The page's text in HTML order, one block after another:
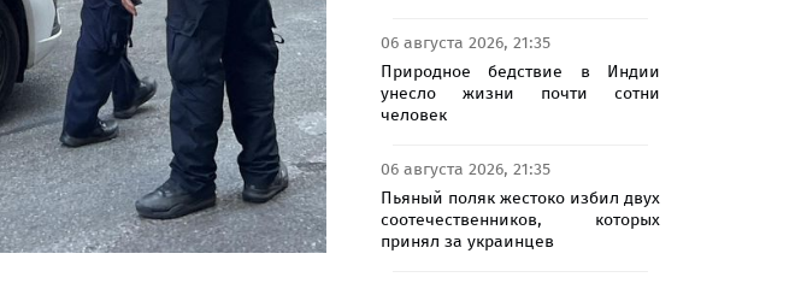
06 августа 2026, 21:35
Природное бедствие в Индии
унесло жизни почти сотни
человек
06 августа 2026, 21:35
Пьяный поляк жестоко избил двух
соотечественников, которых
принял за украинцев